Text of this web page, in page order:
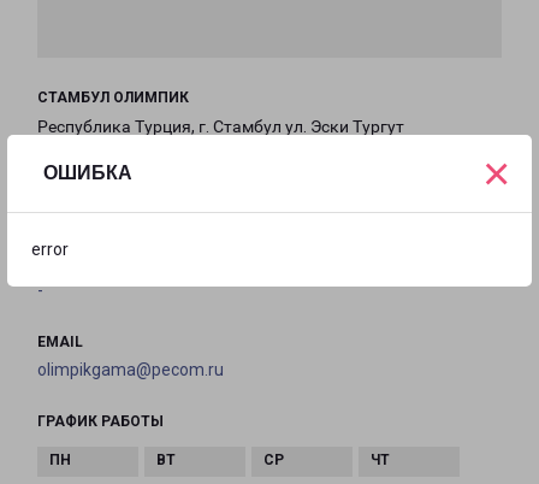
ОШИБКА
error
×
СТАМБУЛ ОЛИМПИК
Республика Турция, г. Стамбул ул. Эски Тургут
на карте
-
EMAIL
olimpikgama@pecom.ru
ГРАФИК РАБОТЫ